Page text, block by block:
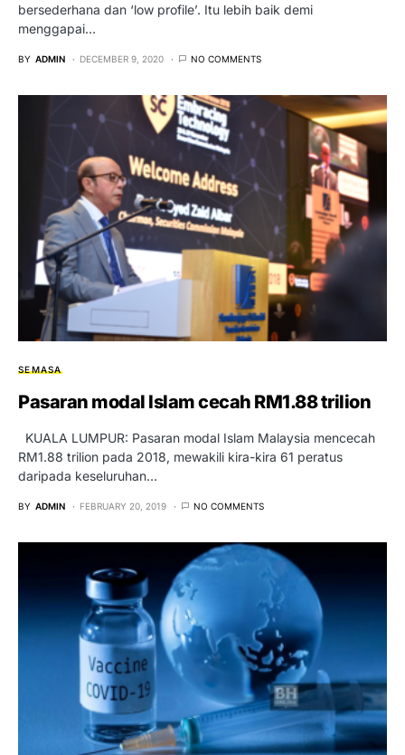
bersederhana dan ‘low profile’. Itu lebih baik demi
menggapai…
BY ADMIN DECEMBER 9, 2020 NO COMMENTS
SEMASA
Pasaran modal Islam cecah RM1.88 trilion
KUALA LUMPUR: Pasaran modal Islam Malaysia mencecah
RM1.88 trilion pada 2018, mewakili kira-kira 61 peratus
daripada keseluruhan…
BY ADMIN FEBRUARY 20, 2019 NO COMMENTS